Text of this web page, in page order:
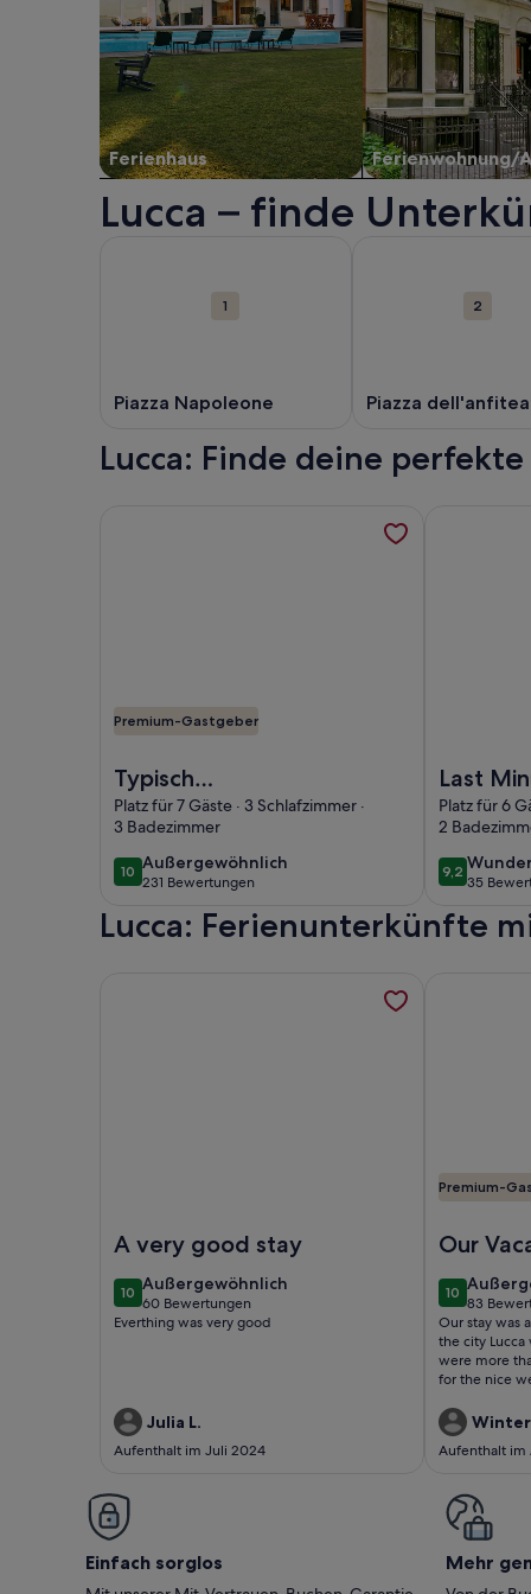
Ferienhaus Ferienwohnung/
Lucca – finde
1
Piazza Napoleone
2
Piazza
Lucca: Finde deine
Premium-Gastgeber
Typisch
toskanisches
Haus.Großartige
Aussicht
aufLucca.Privater
Park/Garten.WIFi
Platz für 7 Gäste · 3 Schlafzimmer ·
3 Badezimmer
1010 von 10
Außergewöhnlich
außergewöhnlich
231 Bewertungen
(231
bewertungen)
Weitere Informationen zu Typisch toskanisches
Last
Villa mit
Platz für 6
2
9,29,2 von 10
35
(35
Weitere
Lucca: Ferienunterkünfte
A very good stay
1010 von 10
Außergewöhnlich
außergewöhnlich
60 Bewertungen
(60
bewertungen)
Everthing was very good
Julia L.
Aufenthalt im Juli 2024
Premium-
Our
Lucca
1010 von 10
83
(83
Our stay was
the city
were more
for the nice
apartment in
Winter
Aufenthalt im
Einfach sorglos Mehr